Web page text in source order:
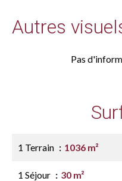
Autres
Pas
1 Terrain 1036 m²
1 Séjour 30 m²